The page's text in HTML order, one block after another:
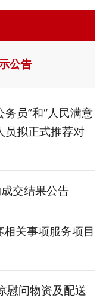
公告
员”和“人民满意
员拟正式推荐对
交结果公告
关事项服务项目
慰问物资及配送